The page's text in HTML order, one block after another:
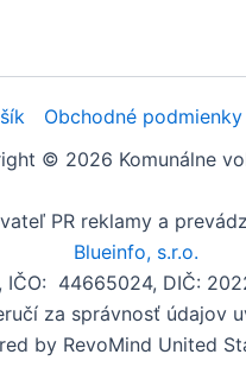
Obchodné podmienky
© 2026 Komunálne
PR reklamy a
Blueinfo, s.r.o.
IČO: 44665024, DIČ:
za správnosť údajov
by RevoMind United